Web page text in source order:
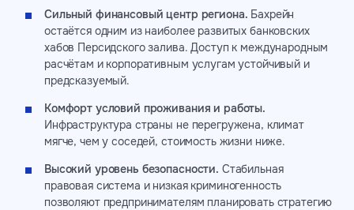
Сильный финансовый центр региона. Бахрейн
остаётся одним из наиболее развитых банковских
хабов Персидского залива. Доступ к международным
расчётам и корпоративным услугам устойчивый и
предсказуемый.
Комфорт условий проживания и работы.
Инфраструктура страны не перегружена, климат
мягче, чем у соседей, стоимость жизни ниже.
Высокий уровень безопасности. Стабильная
правовая система и низкая криминогенность
позволяют предпринимателям планировать стратегию